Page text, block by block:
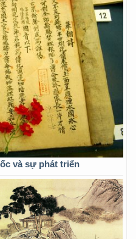
và sự phát triển